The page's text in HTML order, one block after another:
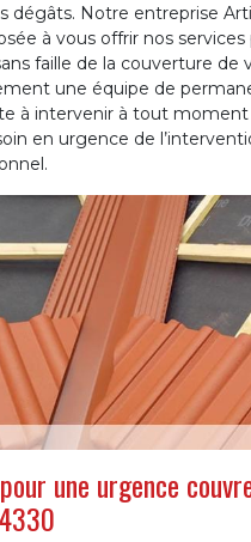
dégâts. Notre entreprise
à vous offrir nos services
faille de la couverture de
une équipe de
à intervenir à tout moment
en urgence de
une urgence